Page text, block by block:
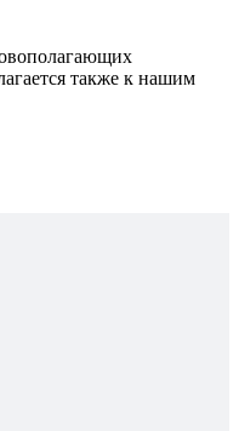
также к нашим